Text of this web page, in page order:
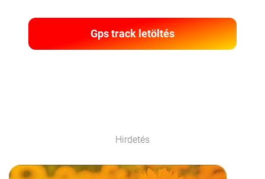
Gps track letöltés
Hirdetés